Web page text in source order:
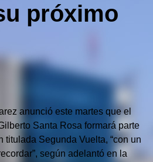
próximo
anunció este martes que el
Santa Rosa formará parte
titulada Segunda Vuelta, “con un
según adelantó en la